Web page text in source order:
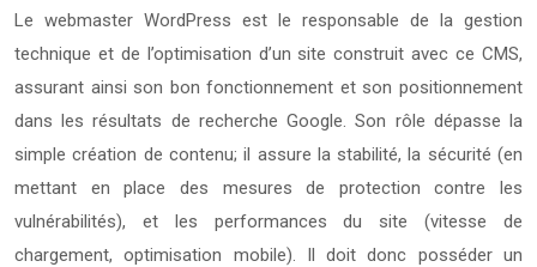
Le webmaster WordPress est le responsable de la gestion
technique et de l’optimisation d’un site construit avec ce CMS,
assurant ainsi son bon fonctionnement et son positionnement
dans les résultats de recherche Google. Son rôle dépasse la
simple création de contenu; il assure la stabilité, la sécurité (en
mettant en place des mesures de protection contre les
vulnérabilités), et les performances du site (vitesse de
chargement, optimisation mobile). Il doit donc posséder un